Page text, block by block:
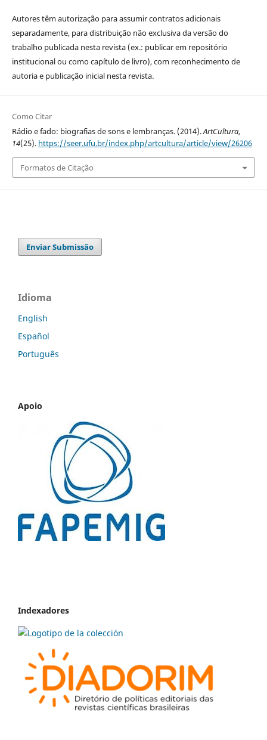
Autores têm autorização para assumir contratos adicionais
separadamente, para distribuição não exclusiva da versão do
trabalho publicada nesta revista (ex.: publicar em repositório
institucional ou como capítulo de livro), com reconhecimento de
autoria e publicação inicial nesta revista.
Como Citar
Rádio e fado: biografias de sons e lembranças. (2014).ArtCultura,
14(25). https://seer.ufu.br/index.php/artcultura/article/view/26206
Formatos de Citação
Enviar Submissão
Idioma
English
Español
Português
Apoio
Indexadores